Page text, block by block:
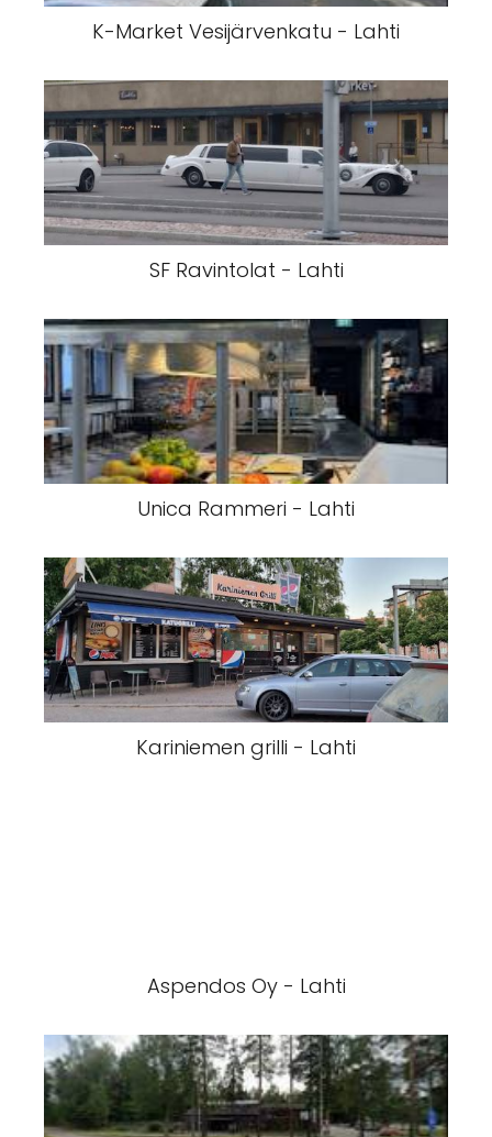
K-Market Vesijärvenkatu - Lahti
SF Ravintolat - Lahti
Unica Rammeri - Lahti
Kariniemen grilli - Lahti
Aspendos Oy - Lahti